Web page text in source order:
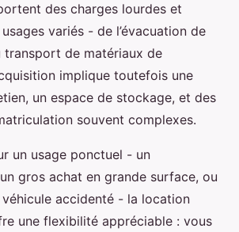
des charges lourdes et
variés - de l’évacuation de
transport de matériaux de
implique toutefois une
un espace de stockage, et des
souvent complexes.
un usage ponctuel - un
gros achat en grande surface, ou
véhicule accidenté - la location
une flexibilité appréciable : vous